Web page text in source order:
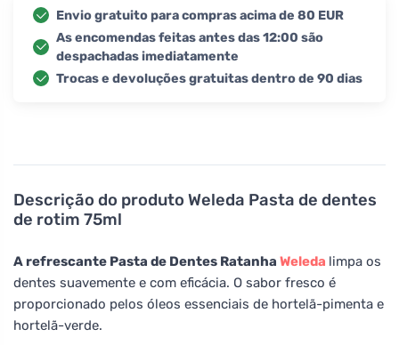
Descrição do produto Weleda Pasta de dentes
de rotim 75ml
A refrescante Pasta de Dentes Ratanha Weleda limpa os
dentes suavemente e com eficácia. O sabor fresco é
proporcionado pelos óleos essenciais de hortelã-pimenta e
hortelã-verde.
Envio gratuito para compras acima de 80 EUR
As encomendas feitas antes das 12:00 são
despachadas imediatamente
Trocas e devoluções gratuitas dentro de 90 dias